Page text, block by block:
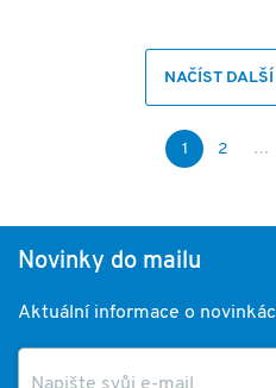
NAČÍST
1 2 …
Novinky do mailu
Aktuální informace o